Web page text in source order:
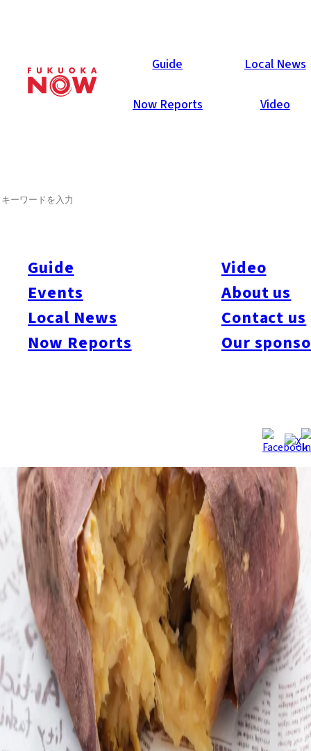
Guide Local News
Now Reports Video
Guide
Events
Local News
Now Reports
Video
About us
Contact us
Our
Now Reports